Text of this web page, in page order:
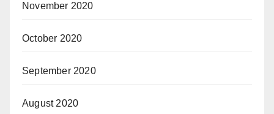
November 2020
October 2020
September 2020
August 2020